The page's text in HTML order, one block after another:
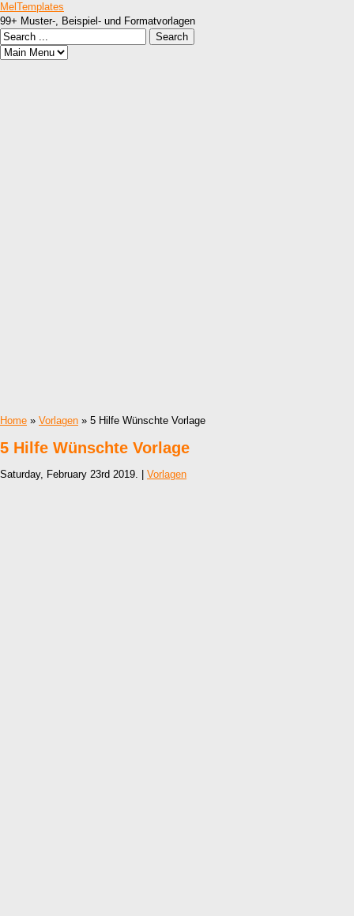
MelTemplates
99+ Muster-, Beispiel- und Formatvorlagen
Home » Vorlagen » 5 Hilfe Wünschte Vorlage
5 Hilfe Wünschte Vorlage
Saturday, February 23rd 2019. | Vorlagen